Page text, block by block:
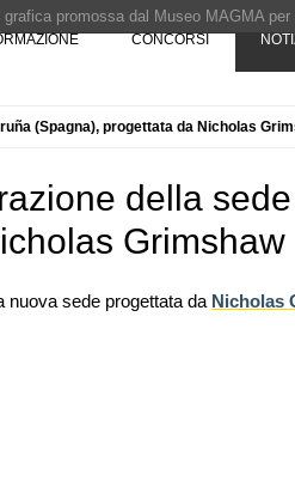
CONCORSI
(Spagna), progettata da Nicholas
della sede
Grimshaw
nuova sede progettata da Nicholas
promossa dal Museo MAGMA
di product design by Desall · Al